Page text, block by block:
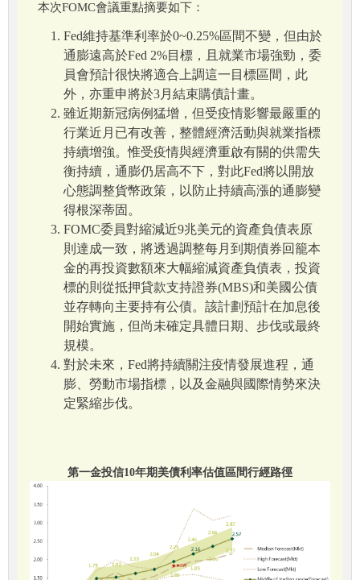
本次FOMC會議重點摘要如下：
Fed維持基準利率於0~0.25%區間不變，但由於
通膨遠高於Fed 2%目標，且就業市場強勁，委
員會預計很快將適合上調這一目標區間，此
外，亦重申將於3月結束購債計畫。
雖近期新冠病例猛增，但受疫情影響最嚴重的
行業近月已有改善，整體經濟活動與就業指標
持續增強。惟受疫情與經濟重啟有關的供需失
衡持續，通膨仍居高不下，對此Fed將以開放
心態調整貨幣政策，以防止持續高漲的通膨變
得根深蒂固。
FOMC委員對縮減近9兆美元的資產負債表原
則達成一致，將透過調整每月到期債券回籠本
金的再投資數額來大幅縮減資產負債表，投資
標的則從抵押貸款支持證券(MBS)和美國公債
並存轉向主要持有公債。該計劃預計在加息後
開始實施，但尚未確定具體日期、步伐或最終
規模。
對於未來，Fed將持續關注疫情發展進程，通
膨、勞動市場指標，以及金融與國際情勢來決
定緊縮步伐。
第一金投信10年期美債利率估值區間行經路徑